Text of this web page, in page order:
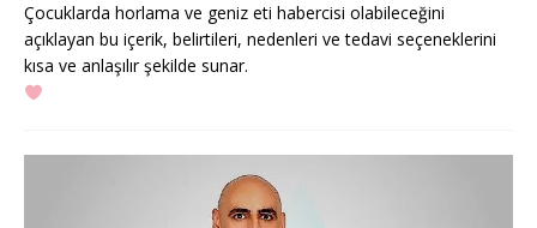
Çocuklarda horlama ve geniz eti habercisi olabileceğini
açıklayan bu içerik, belirtileri, nedenleri ve tedavi seçeneklerini
kısa ve anlaşılır şekilde sunar.